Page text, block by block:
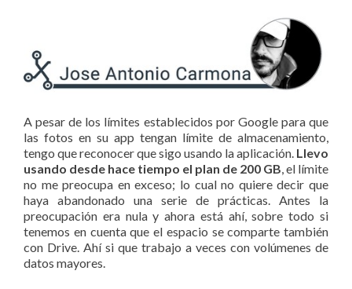
A pesar de los límites establecidos por Google para que
las fotos en su app tengan límite de almacenamiento,
tengo que reconocer que sigo usando la aplicación. Llevo
usando desde hace tiempo el plan de 200 GB, el límite
no me preocupa en exceso; lo cual no quiere decir que
haya abandonado una serie de prácticas. Antes la
preocupación era nula y ahora está ahí, sobre todo si
tenemos en cuenta que el espacio se comparte también
con Drive. Ahí si que trabajo a veces con volúmenes de
datos mayores.